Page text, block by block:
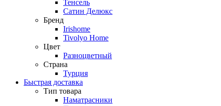
Тенсель
Сатин Делюкс
Бренд
Irishome
Tivolyo Home
Цвет
Разноцветный
Страна
Турция
Быстрая доставка
Тип товара
Наматрасники